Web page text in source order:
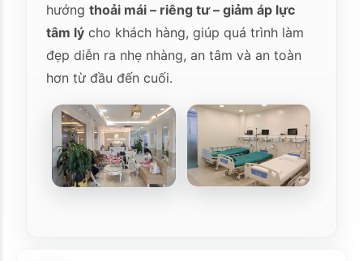
hướngthoải mái – riêng tư – giảm áp lực
tâm lý cho khách hàng, giúp quá trình làm
đẹp diễn ra nhẹ nhàng, an tâm và an toàn
hơn từ đầu đến cuối.